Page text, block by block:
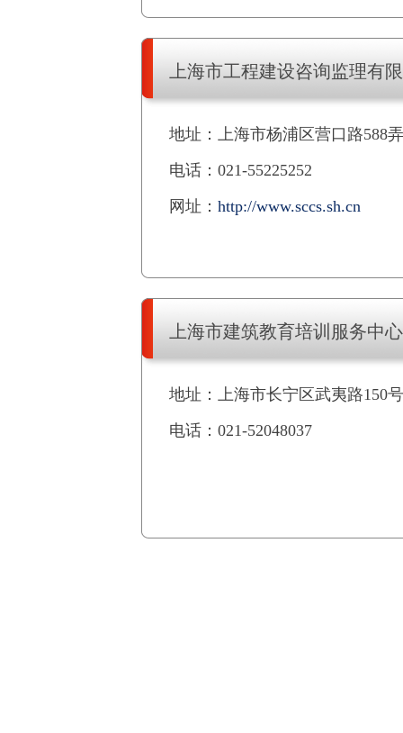
上海市工程建设咨询监理有
地址：上海市杨浦区营口路588
电话：021-55225252
网址： http://www.sccs.sh.cn
上海市建筑教育培训服务中
地址：上海市长宁区武夷路150
电话：021-52048037